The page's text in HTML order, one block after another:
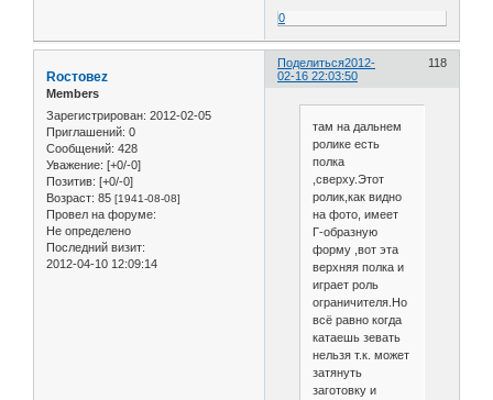
0
Поделиться 118
2012-
02-16 22:03:50
Roстовеz
Members
Зарегистрирован: 2012-02-05
Приглашений: 0
Сообщений: 428
Уважение: [+0/-0]
Позитив: [+0/-0]
Возраст: 85 [1941-08-08]
Провел на форуме:
Не определено
Последний визит:
2012-04-10 12:09:14
там на дальнем
ролике есть
полка
,сверху.Этот
ролик,как видно
на фото, имеет
Г-образную
форму ,вот эта
верхняя полка и
играет роль
ограничителя.Но
всё равно когда
катаешь зевать
нельзя т.к. может
затянуть
заготовку и